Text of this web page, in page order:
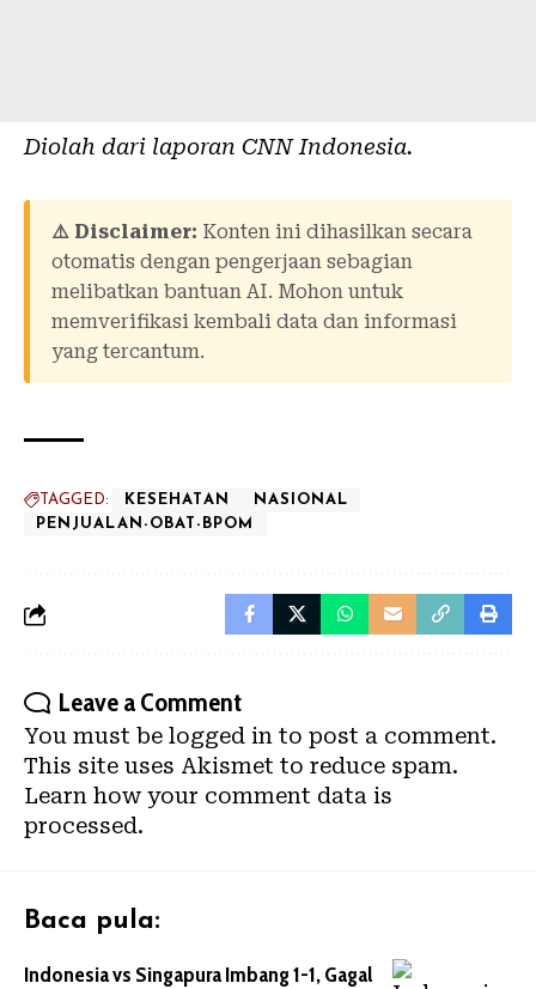
Diolah dari laporan CNN Indonesia.
⚠️ Disclaimer: Konten ini dihasilkan secara
otomatis dengan pengerjaan sebagian
melibatkan bantuan AI. Mohon untuk
memverifikasi kembali data dan informasi
yang tercantum.
TAGGED: KESEHATAN
NASIONAL
PENJUALAN-OBAT-BPOM
Leave a Comment
You must be logged in to post a comment.
This site uses Akismet to reduce spam.
Learn how your comment data is
processed.
Baca pula:
Indonesia vs Singapura Imbang 1-1, Gagal